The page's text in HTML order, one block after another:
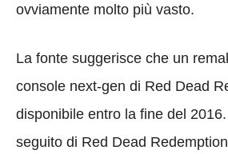
ovviamente molto più vasto.
La fonte suggerisce che un
console next-gen di Red Dead
disponibile entro la fine del
seguito di Red Dead